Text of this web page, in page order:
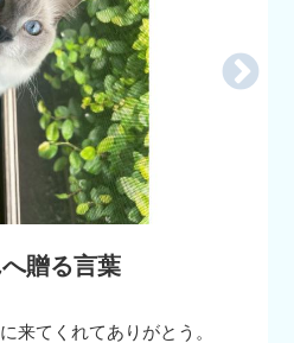
贈る言葉
来てくれてありがとう。